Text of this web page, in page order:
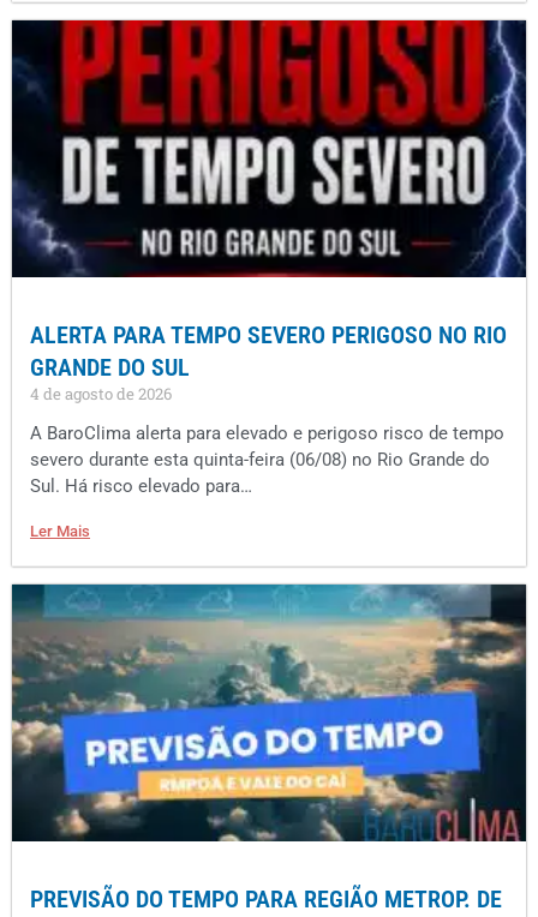
ALERTA PARA TEMPO SEVERO PERIGOSO NO RIO
GRANDE DO SUL
4 de agosto de 2026
A BaroClima alerta para elevado e perigoso risco de tempo
severo durante esta quinta-feira (06/08) no Rio Grande do
Sul. Há risco elevado para…
Ler Mais
PREVISÃO DO TEMPO PARA REGIÃO METROP. DE